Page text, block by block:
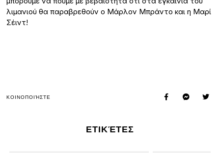
λιμανιού θα παραβρεθούν ο Μάρλον Μπράντο και η Μαρί
Σέιντ!
ΚΟΙΝΟΠΟΙΉΣΤΕ
ΕΤΙΚΈΤΕΣ